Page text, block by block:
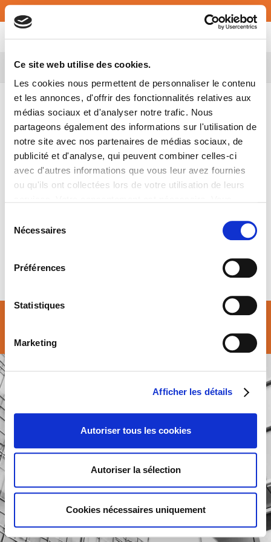
Ce site web utilise des cookies.
Les cookies nous permettent de personnaliser le contenu
et les annonces, d'offrir des fonctionnalités relatives aux
médias sociaux et d'analyser notre trafic. Nous
partageons également des informations sur l'utilisation de
notre site avec nos partenaires de médias sociaux, de
publicité et d'analyse, qui peuvent combiner celles-ci
avec d'autres informations que vous leur avez fournies
ou qu'ils ont collectées lors de votre utilisation de leurs
Nécessaires
Préférences
Statistiques
Marketing
Afficher les détails
Autoriser tous les cookies
Autoriser la sélection
Cookies nécessaires uniquement
MY ATALIAN
Belgium
Bienvenue Estelle Marteau